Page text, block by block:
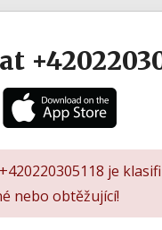
je
nebo obtěžující!